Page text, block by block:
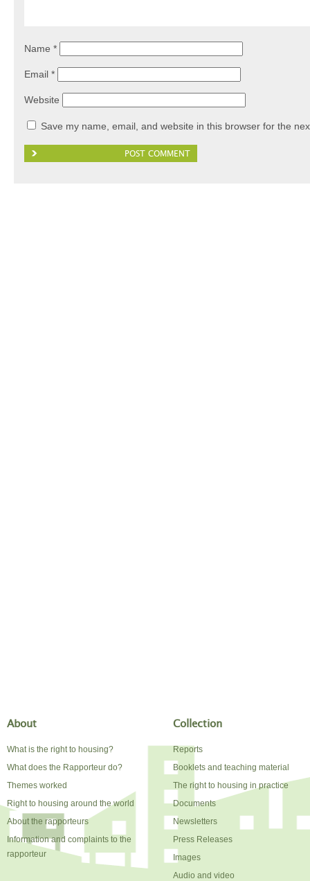
Name *
Email *
Website
Save my name, email, and website in this browser for the
About
What is the right to housing?
What does the Rapporteur do?
Themes worked
Right to housing around the world
About the rapporteurs
Information and complaints to the
rapporteur
Collection
Reports
Booklets and teaching material
The right to housing in practice
Documents
Newsletters
Press Releases
Images
Audio and video